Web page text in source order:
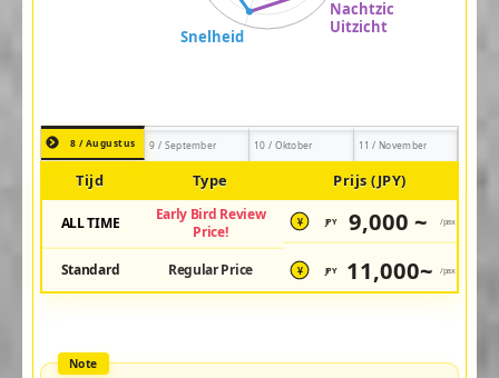
8 / Augustus 9 / September 10 / Oktober 11 / November
Tijd Type Prijs (JPY)
ALL TIME
Early Bird Review
Price!
¥ JPY 9,000 ~ /pax
Standard Regular Price ¥ JPY 11,000~ /pax